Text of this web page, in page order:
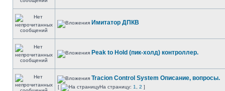
Имитатор ДПКВ
Peak to Hold (пик-холд) контроллер.
Tracion Control System Описание, вопросы.
[ На страницу: 1 2 ]